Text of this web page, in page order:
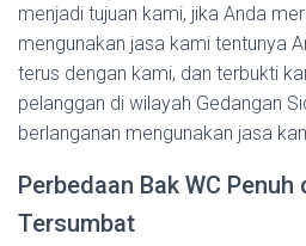
menjadi tujuan kami, jika Anda
mengunakan jasa kami tentunya
terus dengan kami, dan terbukti
pelanggan di wilayah Gedangan
berlanganan mengunakan jasa
Perbedaan Bak WC Penuh
Tersumbat